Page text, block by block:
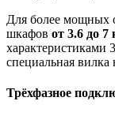
Для более мощных
шкафов от 3.6 до 7
специальная вилка
Трёхфазное